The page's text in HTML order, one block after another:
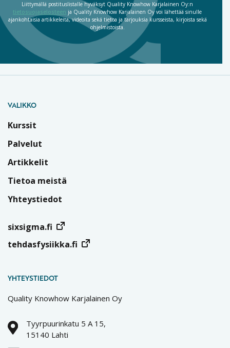
Liittymällä postituslistalle hyväksyt Quality Knowhow Karjalainen Oy:n
tietosuojaselosteen ja Quality Knowhow Karjalainen Oy voi lähettää sinulle
ajankohtaisia artikkeleita, videoita sekä tietoa ja tarjouksia kursseista, kirjoista sekä
ohjelmistoista.
VALIKKO
Kurssit
Palvelut
Artikkelit
Tietoa meistä
Yhteystiedot
sixsigma.fi
tehdasfysiikka.fi
YHTEYSTIEDOT
Quality Knowhow Karjalainen Oy
Tyyrpuurinkatu 5 A 15,
15140 Lahti